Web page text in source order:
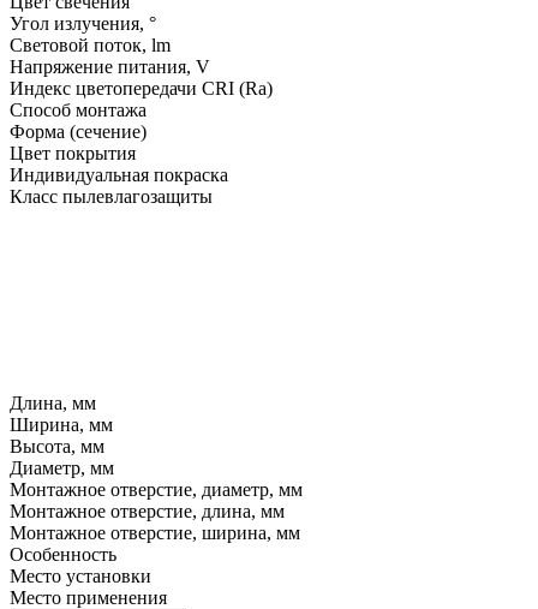
Угол излучения, °
Световой поток, lm
Напряжение питания, V
Индекс цветопередачи CRI (Ra)
Способ монтажа
Форма (сечение)
Цвет покрытия
Индивидуальная покраска
Класс пылевлагозащиты
Длина, мм
Ширина, мм
Высота, мм
Диаметр, мм
Монтажное отверстие, диаметр, мм
Монтажное отверстие, длина, мм
Монтажное отверстие, ширина, мм
Особенность
Место установки
Место применения